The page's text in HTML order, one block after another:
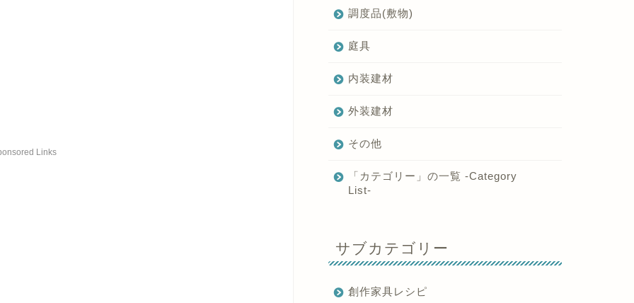
Links
調度品(敷物)
庭具
内装建材
外装建材
その他
「カテゴリー」の一覧 -Category
List-
サブカテゴリー
創作家具レシピ